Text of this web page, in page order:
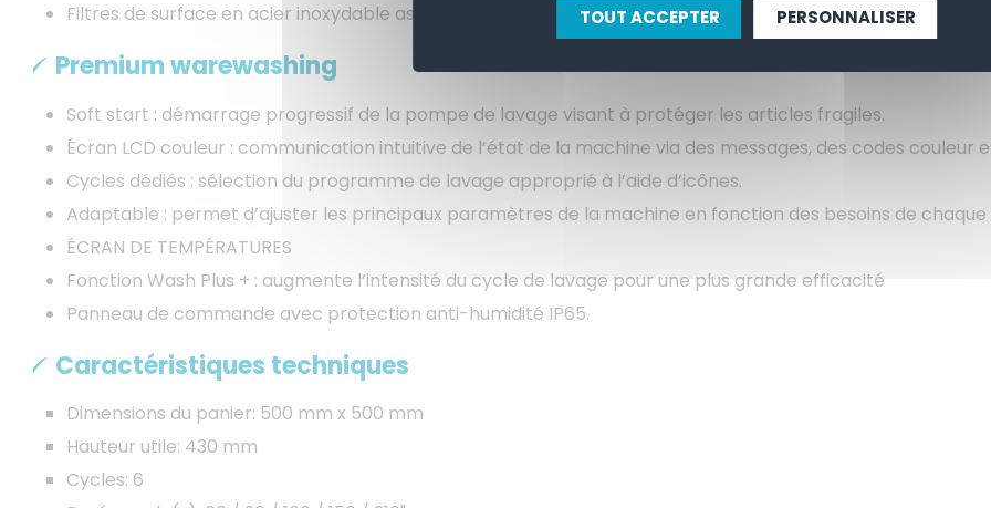
Filtres de surface en acier inoxydable assurant une plus grande stabilité et résistance lors d’une utilisation
Premium warewashing
Soft start : démarrage progressif de la pompe de lavage visant à protéger les articles fragiles.
Écran LCD couleur : communication intuitive de l’état de la machine via des messages, des codes couleur
Cycles dédiés : sélection du programme de lavage approprié à l’aide d’icônes.
Adaptable : permet d’ajuster les principaux paramètres de la machine en fonction des besoins de
ÉCRAN DE TEMPÉRATURES
Fonction Wash Plus + : augmente l’intensité du cycle de lavage pour une plus grande efficacité
Panneau de commande avec protection anti-humidité IP65.
Caractéristiques techniques
Dimensions du panier: 500 mm x 500 mm
Hauteur utile: 430 mm
Cycles: 6
TOUT ACCEPTER PERSONNALISER